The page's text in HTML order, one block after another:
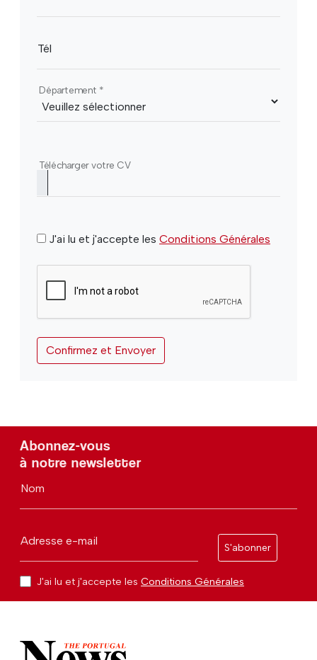
Tél
Département *
Télécharger votre CV
J'ai lu et j'accepte les Conditions Générales
Abonnez-vous
à notre newsletter
Nom
Adresse e-mail
S'abonner
J'ai lu et j'accepte les Conditions Générales